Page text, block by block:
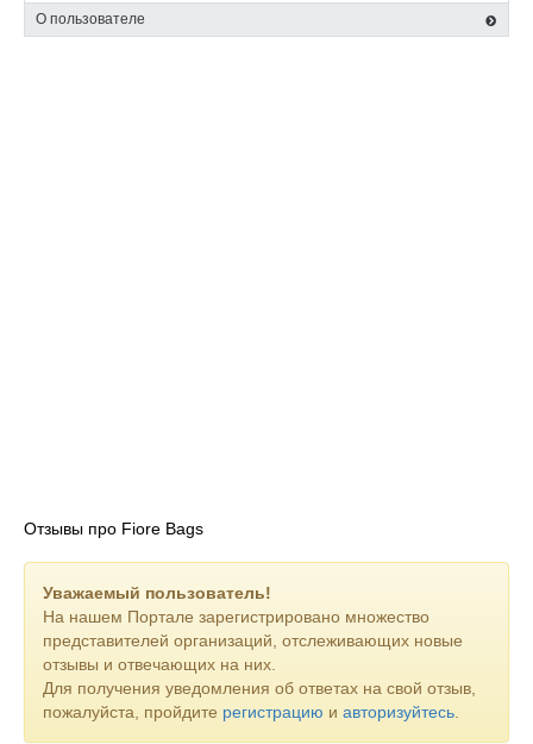
О пользователе
Отзывы про Fiore Bags
Уважаемый пользователь!
На нашем Портале зарегистрировано множество
представителей организаций, отслеживающих новые
отзывы и отвечающих на них.
Для получения уведомления об ответах на свой отзыв,
пожалуйста, пройдите регистрацию и авторизуйтесь